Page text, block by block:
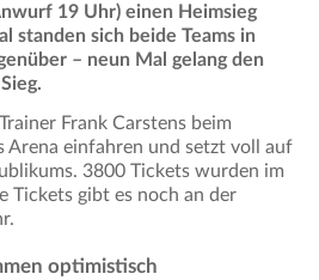
19 Uhr) einen Heimsieg
standen sich beide Teams in
– neun Mal gelang den
Frank Carstens beim
Arena einfahren und setzt voll auf
3800 Tickets wurden im
Tickets gibt es noch an der
optimistisch